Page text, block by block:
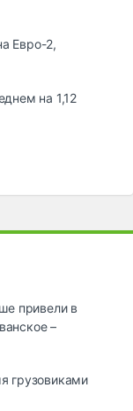
Евро-2,
на 1,12
привели в
–
грузовиками